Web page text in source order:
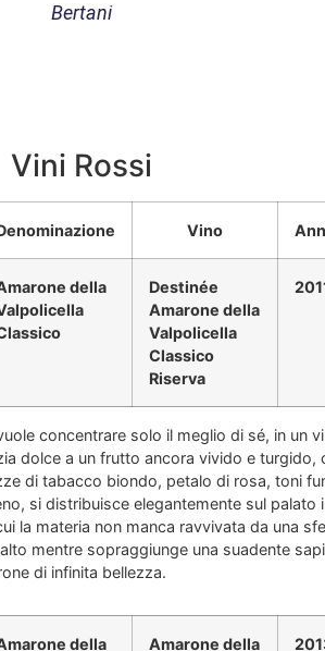
Bertani
Vini Rossi
Vino
della
Destinée
Amarone della
Valpolicella
Classico
Riserva
concentrare solo il meglio di sé, in un
dolce a un frutto ancora vivido e turgido,
di tabacco biondo, petalo di rosa, toni
si distribuisce elegantemente sul palato
la materia non manca ravvivata da una
mentre sopraggiunge una suadente
di infinita bellezza.
della
Amarone della